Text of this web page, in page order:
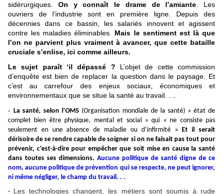
sidérurgiques. On y connaît le drame de l’amiante . Les
ouvriers de l’industrie sont en première ligne. Depuis des
décennies dans ce bassin, les salariés innovent et agissent
contre les maladies éliminables.
Mais le sentiment est là que
l’on ne parvient plus vraiment à avancer, que cette bataille
cruciale s’enlise, ici comme ailleurs.
Le sujet paraît ‘il dépassé ? L’objet de cette commission
d’enquête est bien de replacer la question dans le paysage. Et
c’est au carrefour des enjeux sociaux, économiques et
environnementaux que se situe la santé au travail. . ..
-La santé, selon l’OMS (Organisation mondiale de la santé) « état de
complet bien être physique, mental et social » qui « ne consiste pas
seulement en une absence de maladie ou d’infirmité »Et il serait
dérisoire de se rendre capable de soigner si on ne faisait pas tout pour
prévenir, c’est-à-dire pour empêcher que soit mise en cause la santé
dans toutes ses dimensions. Aucune politique de santé digne de ce
nom, aucune politique de prévention qui se respecte, ne peut ignorer,
ni même négliger, le champ du travail. . .
- Les technologies changent, les métiers sont soumis à rude